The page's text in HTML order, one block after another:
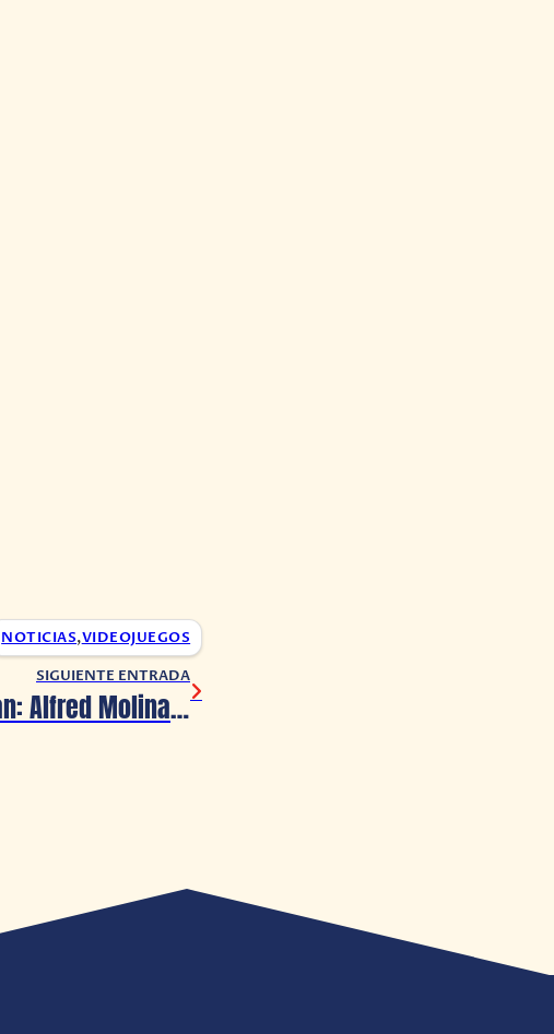
NOTICIAS,VIDEOJUEGOS
SIGUIENTE ENTRADA
Spider-Man: Alfred Molina confirma que su Doc Ock es el mismo de 2004